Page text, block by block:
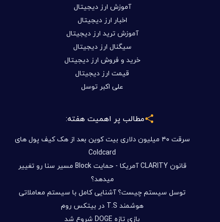
آموزش ارز دیجیتال
اخبار ارز دیجیتال
آموزش ترید ارز دیجیتال
سیگنال ارز دیجیتال
خرید و فروش ارز دیجیتال
قیمت ارز دیجیتال
علی اکبر توسل
مطالب پر اهمیت هفته:
سرقت ۴۰ میلیون دلاری بیت کوین بعد از هک کیف پول های
Coldcard
قانون CLARITY آمریکا - حمایت Block مسیر سنا رو تغییر
میدهد؟
توسل سیستم چیست؟ آشنایی کامل با سیستم معاملاتی
هوشمند T.S در بیتکس روم
بازی تازه DOGE شروع شد